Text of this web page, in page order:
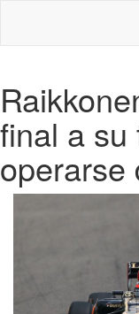
final a su
operarse